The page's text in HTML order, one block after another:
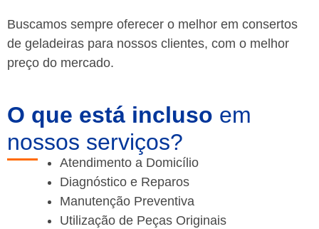
Buscamos sempre oferecer o melhor em consertos
de geladeiras para nossos clientes, com o melhor
preço do mercado.
O que está incluso em
nossos serviços?
Atendimento a Domicílio
Diagnóstico e Reparos
Manutenção Preventiva
Utilização de Peças Originais